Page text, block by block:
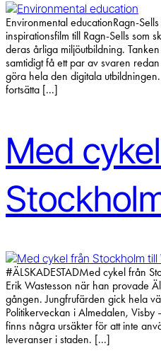
Environmental educationRagn-
inspirationsfilm till Ragn-Sells som
deras årliga miljöutbildning.
samtidigt få ett par av svaren
göra hela den digitala
fortsätta [...]
Med
#ÄLSKADESTADMed cykel från
Erik Wastesson när han provade
gången. Jungfrufärden gick hela
Politikerveckan i Almedalen, Visby
finns några ursäkter för att inte
leveranser i staden. [...]